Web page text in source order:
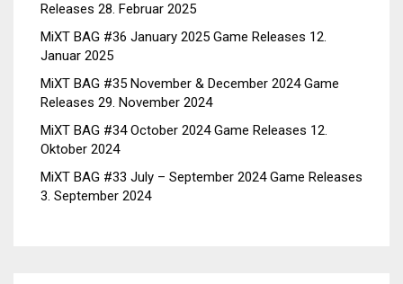
Releases 28. Februar 2025
MiXT BAG #36 January 2025 Game Releases 12.
Januar 2025
MiXT BAG #35 November & December 2024 Game
Releases 29. November 2024
MiXT BAG #34 October 2024 Game Releases 12.
Oktober 2024
MiXT BAG #33 July – September 2024 Game Releases
3. September 2024